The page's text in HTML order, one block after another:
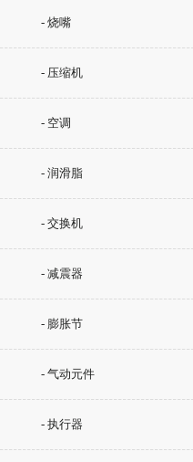
- 烧嘴
- 压缩机
- 空调
- 润滑脂
- 交换机
- 减震器
- 膨胀节
- 气动元件
- 执行器